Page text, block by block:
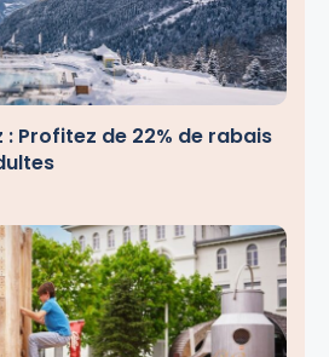
: Profitez de 22% de rabais